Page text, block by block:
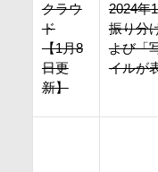
クラウ
ド
【1月8
日更
新】
2024年
振り分
よび「
イルが